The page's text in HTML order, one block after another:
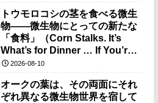
トウモロコシの茎を食べる微生
物――微生物にとっての新たな
「食料」（Corn Stalks. It’s
What’s for Dinner … If You’re
a Microbe.）
2026-08-10
オークの葉は、その両面にそれ
ぞれ異なる微生物世界を宿して